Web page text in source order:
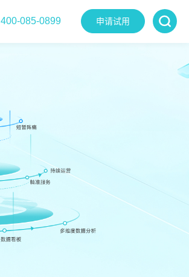
400-085-0899 申请试用